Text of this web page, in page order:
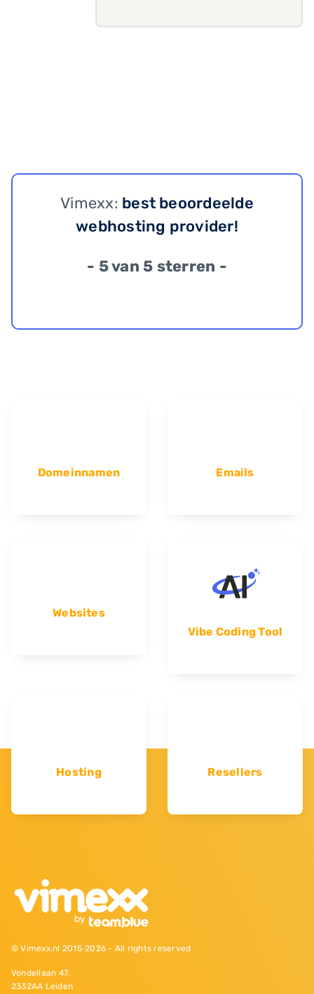
Vimexx: best beoordeelde
webhosting provider!
- 5 van 5 sterren -
Domeinnamen Emails
Websites
Vibe Coding Tool
Hosting Resellers
© Vimexx.nl 2015‐2026 - All rights reserved
Vondellaan 47,
2332AA Leiden